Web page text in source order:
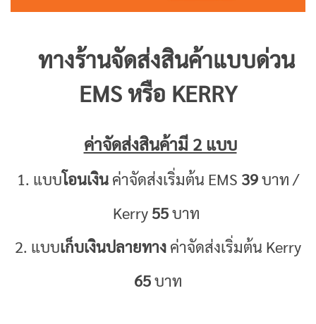
ทางร้านจัดส่งสินค้าแบบด่วน
EMS หรือ KERRY
ค่าจัดส่งสินค้ามี 2 แบบ
1. แบบโอนเงิน ค่าจัดส่งเริ่มต้น EMS 39บาท /
Kerry 55บาท
2. แบบเก็บเงินปลายทาง ค่าจัดส่งเริ่มต้น Kerry
65บาท